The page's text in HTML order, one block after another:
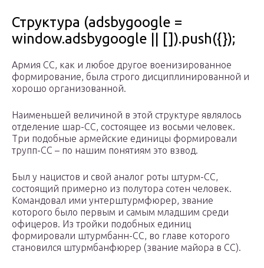
Структура (adsbygoogle =
window.adsbygoogle || []).push({});
Армия СС, как и любое другое военизированное
формирование, была строго дисциплинированной и
хорошо организованной.
Наименьшей величиной в этой структуре являлось
отделение шар-СС, состоящее из восьми человек.
Три подобные армейские единицы формировали
трупп-СС – по нашим понятиям это взвод.
Был у нацистов и свой аналог роты штурм-СС,
состоящий примерно из полутора сотен человек.
Командовал ими унтерштурмфюрер, звание
которого было первым и самым младшим среди
офицеров. Из тройки подобных единиц
формировали штурмбанн-СС, во главе которого
становился штурмбанфюрер (звание майора в СС).